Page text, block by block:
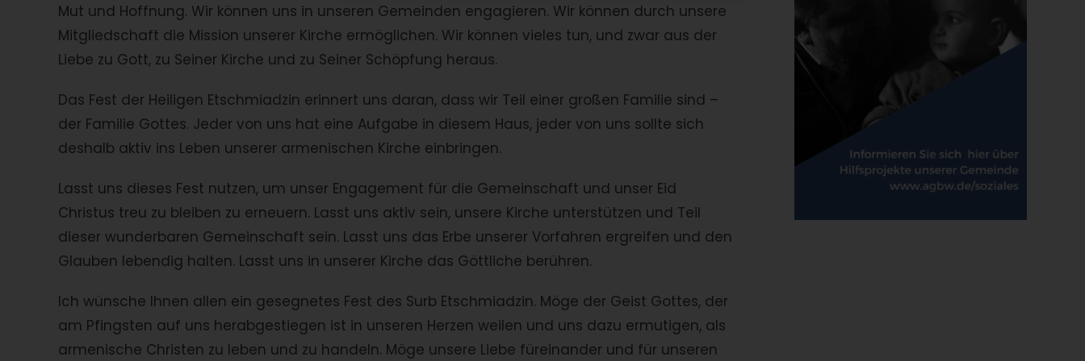
Mut und Hoffnung. Wir können uns in unseren Gemeinden engagieren. Wir können durch unsere
Mitgliedschaft die Mission unserer Kirche ermöglichen. Wir können vieles tun, und zwar aus der
Liebe zu Gott, zu Seiner Kirche und zu Seiner Schöpfung heraus.
Das Fest der Heiligen Etschmiadzin erinnert uns daran, dass wir Teil einer großen Familie sind –
der Familie Gottes. Jeder von uns hat eine Aufgabe in diesem Haus, jeder von uns sollte sich
deshalb aktiv ins Leben unserer armenischen Kirche einbringen.
Lasst uns dieses Fest nutzen, um unser Engagement für die Gemeinschaft und unser Eid
Christus treu zu bleiben zu erneuern. Lasst uns aktiv sein, unsere Kirche unterstützen und Teil
dieser wunderbaren Gemeinschaft sein. Lasst uns das Erbe unserer Vorfahren ergreifen und den
Glauben lebendig halten. Lasst uns in unserer Kirche das Göttliche berühren.
Ich wünsche Ihnen allen ein gesegnetes Fest des Surb Etschmiadzin. Möge der Geist Gottes, der
am Pfingsten auf uns herabgestiegen ist in unseren Herzen weilen und uns dazu ermutigen, als
armenische Christen zu leben und zu handeln. Möge unsere Liebe füreinander und für unseren